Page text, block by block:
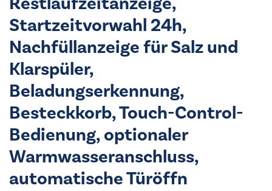
Startzeitvorwahl 24h,
Nachfüllanzeige für Salz und
Klarspüler,
Beladungserkennung,
Besteckkorb, Touch-Control-
Bedienung, optionaler
Warmwasseranschluss,
automatische Türöffn